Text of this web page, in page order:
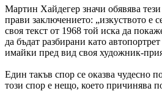
Мартин Хайдегер значи обявява
прави заключението: „изкуството е
своя текст от 1968 той иска да
да бъдат разбирани като
имайки пред вид своя художник-
Един такъв спор се оказва чудесно
този спор е нещо, което причинява